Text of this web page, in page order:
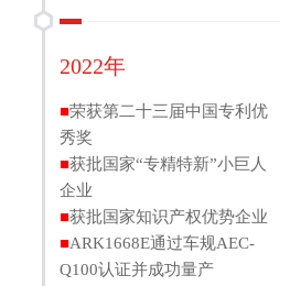
2022年
■荣获第二十三届中国专利优
秀奖
■获批国家“专精特新”小巨人
企业
■获批国家知识产权优势企业
■ARK1668E通过车规AEC-
Q100认证并成功量产